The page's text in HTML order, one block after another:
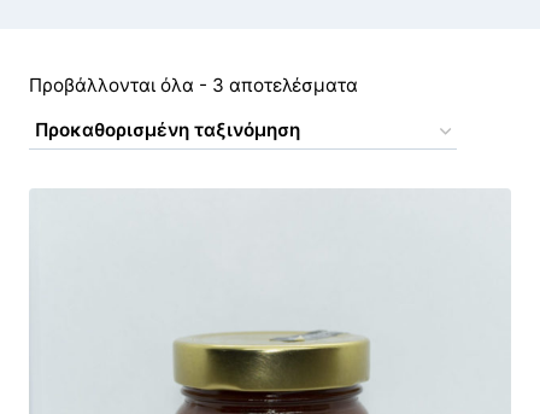
Προβάλλονται όλα - 3 αποτελέσματα